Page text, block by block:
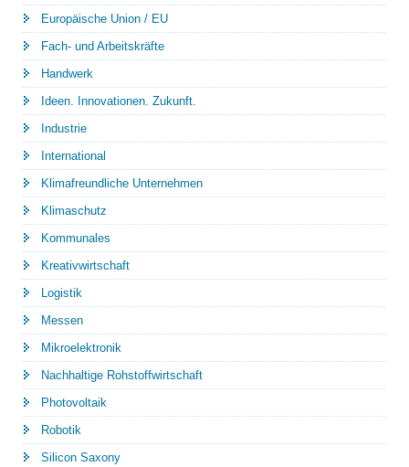
Europäische Union / EU
Fach- und Arbeitskräfte
Handwerk
Ideen. Innovationen. Zukunft.
Industrie
International
Klimafreundliche Unternehmen
Klimaschutz
Kommunales
Kreativwirtschaft
Logistik
Messen
Mikroelektronik
Nachhaltige Rohstoffwirtschaft
Photovoltaik
Robotik
Silicon Saxony